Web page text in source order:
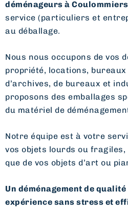
déménageurs à
service (particuliers et
au déballage.
Nous nous occupons de vos
propriété, locations,
d’archives, de bureaux et
proposons des emballages
du matériel de
Notre équipe est à votre
vos objets lourds ou fragiles,
que de vos objets d’art ou
Un déménagement de
expérience sans stress et